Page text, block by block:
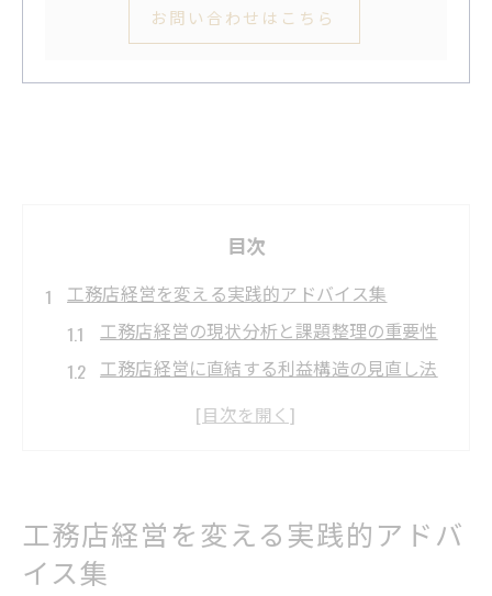
お問い合わせはこちら
目次
工務店経営を変える実践的アドバイス集
工務店経営の現状分析と課題整理の重要性
工務店経営に直結する利益構造の見直し法
経営改善へ導く工務店コンサルタントの役
方法
利益体質へ導く工務店経営の秘訣とは
工務店経営を変える実践的アドバ
イス集